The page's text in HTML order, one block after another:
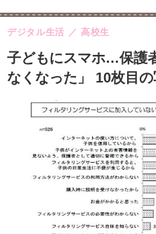
子どもにスマホ…保護
なくなった」 10枚目
デジタル生活 高校生